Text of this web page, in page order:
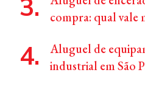
compra: qual vale
Aluguel de
industrial em São